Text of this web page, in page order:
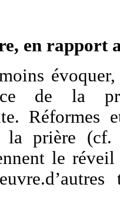
en rapport
de la
Réformes
la prière (cf.
le